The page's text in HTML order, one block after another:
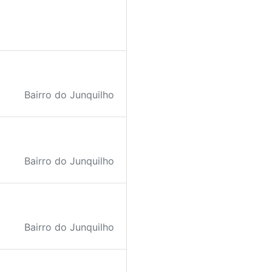
Bairro do Junquilho
Bairro do Junquilho
Bairro do Junquilho